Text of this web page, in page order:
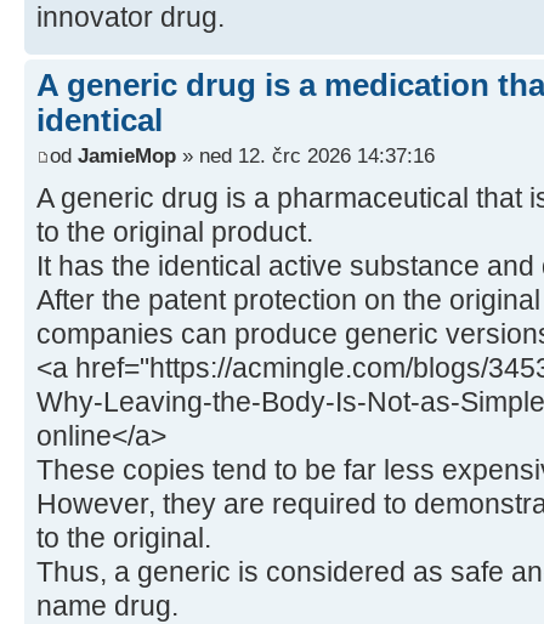
innovator drug.
A generic drug is a medication
identical
od JamieMop » ned 12. črc 2026 14:37:16
A generic drug is a pharmaceutical that
to the original product.
It has the identical active substance and
After the patent protection on the
companies can produce generic
<a href="https://acmingle.com/blogs/
Why-Leaving-the-Body-Is-Not-as-
online</a>
These copies tend to be far less
However, they are required to
to the original.
Thus, a generic is considered as safe
name drug.